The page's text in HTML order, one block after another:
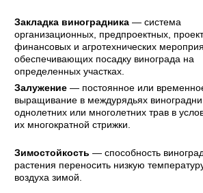
Закладка виноградника — система
организационных, предпроектных,
финансовых и агротехнических
обеспечивающих посадку винограда на
определенных участках.
Залужение — постоянное или
выращивание в междурядьях
однолетних или многолетних трав в
их многократной стрижки.
Зимостойкость — способность
растения переносить низкую
воздуха зимой.